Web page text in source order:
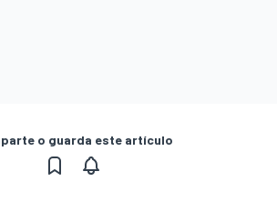
o guarda este artículo